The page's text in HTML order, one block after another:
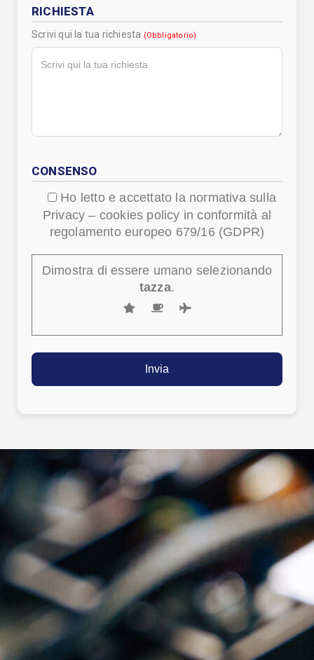
RICHIESTA
Scrivi qui la tua richiesta (Obbligatorio)
CONSENSO
Ho letto e accettato la normativa sulla
Privacy – cookies policy in conformità al
regolamento europeo 679/16 (GDPR)
Dimostra di essere umano selezionando
tazza.